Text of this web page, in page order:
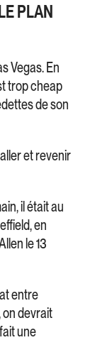
PLAN
Vegas. En
trop cheap
de son
et revenir
il était au
en
le 13
entre
on devrait
une